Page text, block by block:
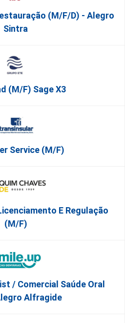
(m/f/d) - Alegro
Sintra
(m/f) Sage X3
Service (m/f)
E Regulação
(M/F)
/ Comercial Saúde Oral
Alfragide